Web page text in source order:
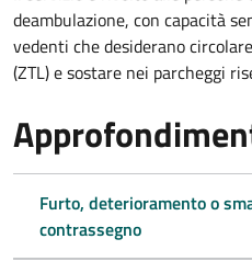
deambulazione, con capacità
vedenti che desiderano
(ZTL) e sostare nei parcheggi
Furto, deterioramento o
contrassegno